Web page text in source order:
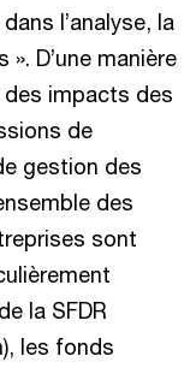
l’analyse, la
D’une manière
impacts des
de
gestion des
des
sont
la SFDR
les fonds